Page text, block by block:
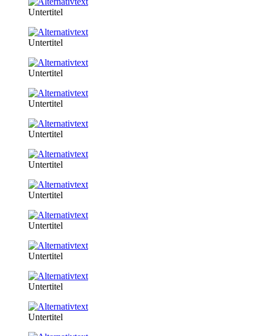
Untertitel
Untertitel
Untertitel
Untertitel
Untertitel
Untertitel
Untertitel
Untertitel
Untertitel
Untertitel
Untertitel